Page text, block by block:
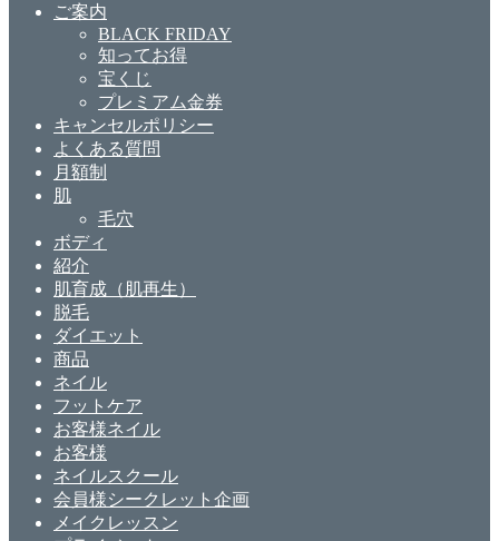
ご案内
BLACK FRIDAY
知ってお得
宝くじ
プレミアム金券
キャンセルポリシー
よくある質問
月額制
肌
毛穴
ボディ
紹介
肌育成（肌再生）
脱毛
ダイエット
商品
ネイル
フットケア
お客様ネイル
お客様
ネイルスクール
会員様シークレット企画
メイクレッスン